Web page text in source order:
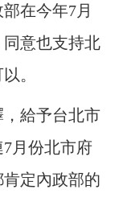
在今年7月
意也支持北
。
給予台北市
月份北市府
定內政部的